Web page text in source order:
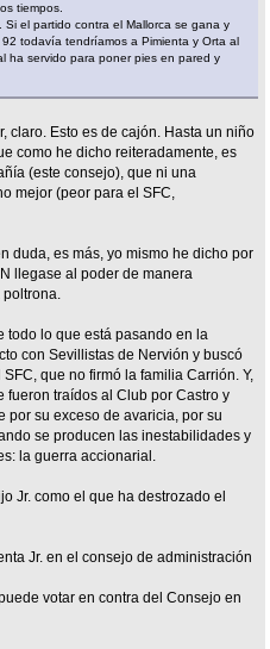
tiempos.
el partido contra el Mallorca se gana y
todavía tendríamos a Pimienta y Orta al
ha servido para poner pies en pared y
claro. Esto es de cajón. Hasta un niño
como he dicho reiteradamente, es
(este consejo), que ni una
mejor (peor para el SFC,
duda, es más, yo mismo he dicho por
llegase al poder de manera
poltrona.
todo lo que está pasando en la
con Sevillistas de Nervión y buscó
que no firmó la familia Carrión. Y,
fueron traídos al Club por Castro y
por su exceso de avaricia, por su
se producen las inestabilidades y
la guerra accionarial.
Jr. como el que ha destrozado el
Jr. en el consejo de administración
votar en contra del Consejo en